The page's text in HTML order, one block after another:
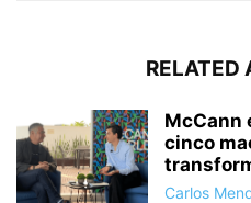
RELATED
McCann
cinco
Carlos